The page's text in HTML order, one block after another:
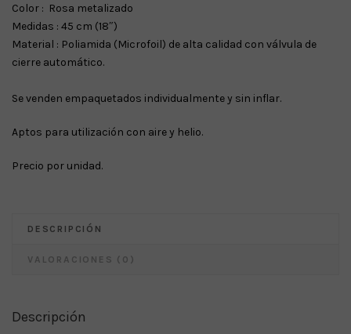
Color : Rosa metalizado
Medidas : 45 cm (18″)
Material : Poliamida (Microfoil) de alta calidad con válvula de
cierre automático.
Se venden empaquetados individualmente y sin inflar.
Aptos para utilización con aire y helio.
Precio por unidad.
DESCRIPCIÓN
VALORACIONES (0)
Descripción